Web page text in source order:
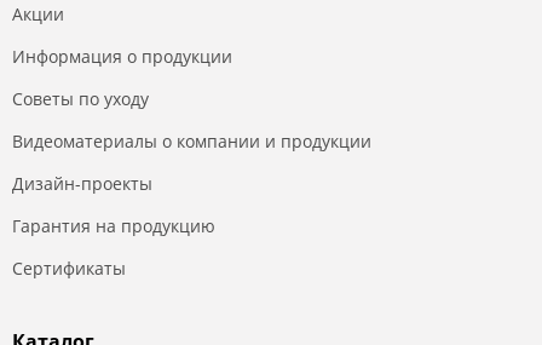
Акции
Информация о продукции
Советы по уходу
Видеоматериалы о компании и продукции
Дизайн-проекты
Гарантия на продукцию
Сертификаты